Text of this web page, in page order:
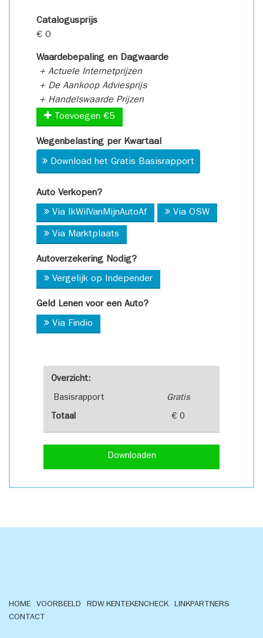
Overzicht:
Basisrapport Gratis
Totaal € 0
Downloaden
Catalogusprijs
€ 0
Waardebepaling en Dagwaarde
+ Actuele Internetprijzen
+ De Aankoop Adviesprijs
+ Handelswaarde Prijzen
Toevoegen €5
Wegenbelasting per Kwartaal
Download het Gratis Basisrapport
Auto Verkopen?
Via IkWilVanMijnAutoAf Via OSW
Via Marktplaats
Autoverzekering Nodig?
Vergelijk op Independer
Geld Lenen voor een Auto?
Via Findio
HOME VOORBEELD RDW KENTEKENCHECK
LINKPARTNERS
CONTACT